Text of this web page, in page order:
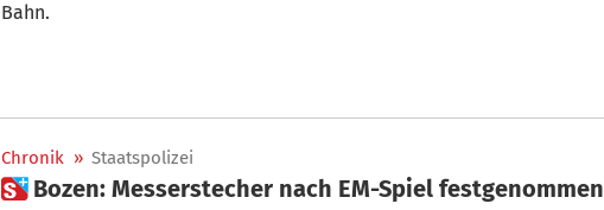
Bahn.
Chronik » Staatspolizei
 Bozen: Messerstecher nach EM-Spiel festgenommen